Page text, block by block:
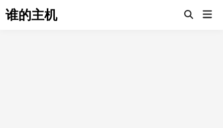
to谁的主机
Open